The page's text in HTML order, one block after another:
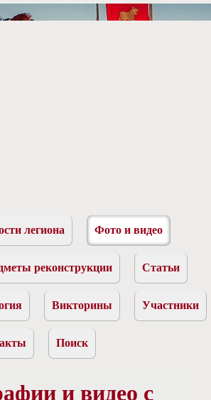
легиона Фото и видео
реконструкции Статьи
Викторины Участники
Поиск
и видео с